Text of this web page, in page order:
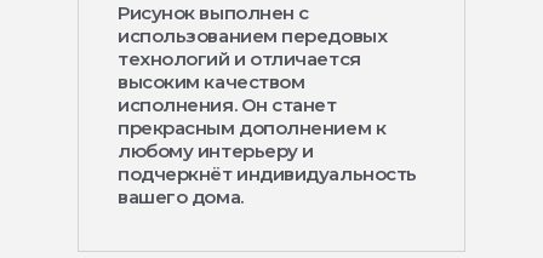
Рисунок выполнен с
использованием передовых
технологий и отличается
высоким качеством
исполнения. Он станет
прекрасным дополнением к
любому интерьеру и
подчеркнёт индивидуальность
вашего дома.